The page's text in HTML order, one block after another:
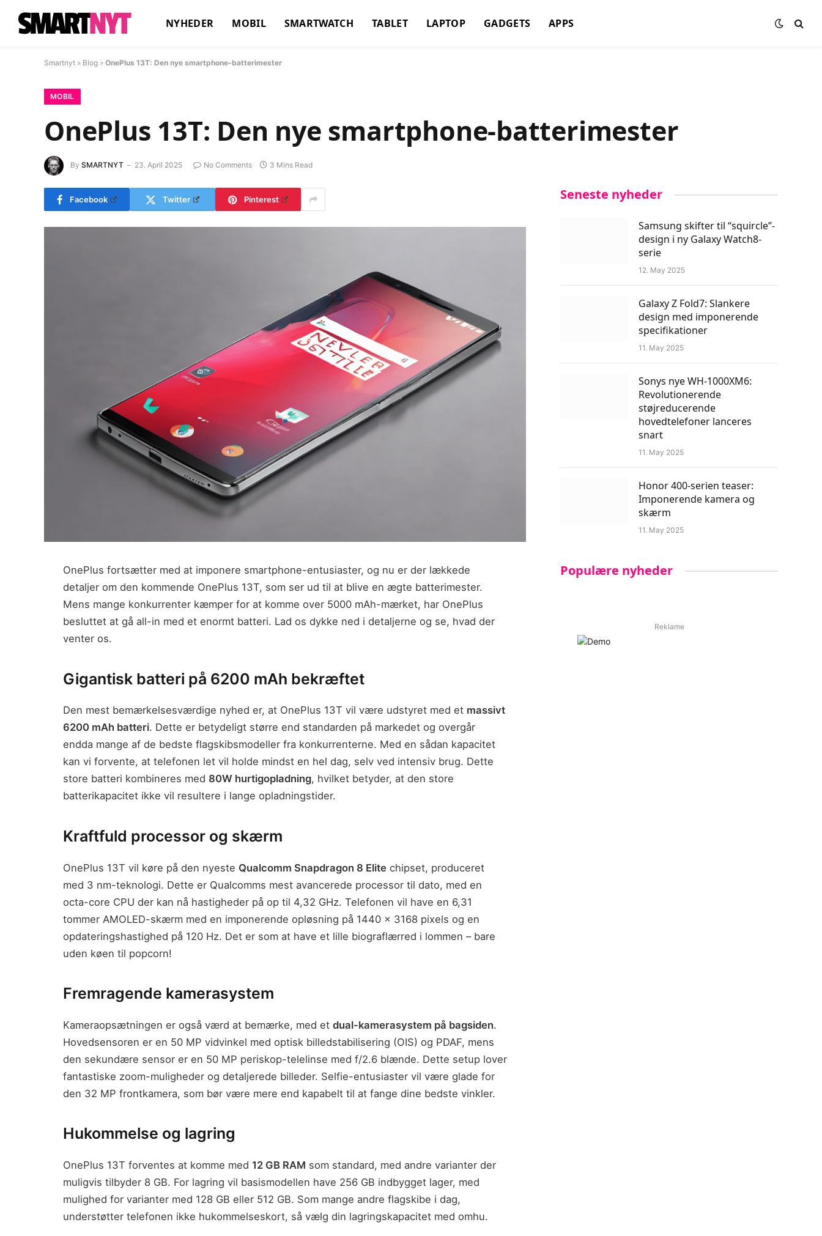
NYHEDER MOBIL SMARTWATCH TABLET LAPTOP GADGETS APPS
Smartnyt » Blog » OnePlus 13T: Den nye smartphone-batterimester
MOBIL
OnePlus 13T: Den nye smartphone-batterimester
By SMARTNYT 23. April 2025 No Comments 3 Mins Read
Facebook Twitter Pinterest
OnePlus fortsætter med at imponere smartphone-entusiaster, og nu er der lækkede
detaljer om den kommende OnePlus 13T, som ser ud til at blive en ægte batterimester.
Mens mange konkurrenter kæmper for at komme over 5000 mAh-mærket, har OnePlus
besluttet at gå all-in med et enormt batteri. Lad os dykke ned i detaljerne og se, hvad der
venter os.
Gigantisk batteri på 6200 mAh bekræftet
Den mest bemærkelsesværdige nyhed er, at OnePlus 13T vil være udstyret med et massivt
6200 mAh batteri. Dette er betydeligt større end standarden på markedet og overgår
endda mange af de bedste flagskibsmodeller fra konkurrenterne. Med en sådan kapacitet
kan vi forvente, at telefonen let vil holde mindst en hel dag, selv ved intensiv brug. Dette
store batteri kombineres med 80W hurtigopladning, hvilket betyder, at den store
batterikapacitet ikke vil resultere i lange opladningstider.
Kraftfuld processor og skærm
OnePlus 13T vil køre på den nyeste Qualcomm Snapdragon 8 Elite chipset, produceret
med 3 nm-teknologi. Dette er Qualcomms mest avancerede processor til dato, med en
octa-core CPU der kan nå hastigheder på op til 4,32 GHz. Telefonen vil have en 6,31
tommer AMOLED-skærm med en imponerende opløsning på 1440 x 3168 pixels og en
opdateringshastighed på 120 Hz. Det er som at have et lille biograflærred i lommen – bare
uden køen til popcorn!
Fremragende kamerasystem
Kameraopsætningen er også værd at bemærke, med et dual-kamerasystem på bagsiden.
Hovedsensoren er en 50 MP vidvinkel med optisk billedstabilisering (OIS) og PDAF, mens
den sekundære sensor er en 50 MP periskop-telelinse med f/2.6 blænde. Dette setup lover
fantastiske zoom-muligheder og detaljerede billeder. Selfie-entusiaster vil være glade for
den 32 MP frontkamera, som bør være mere end kapabelt til at fange dine bedste vinkler.
Hukommelse og lagring
OnePlus 13T forventes at komme med 12 GB RAM som standard, med andre varianter der
muligvis tilbyder 8 GB. For lagring vil basismodellen have 256 GB indbygget lager, med
mulighed for varianter med 128 GB eller 512 GB. Som mange andre flagskibe i dag,
understøtter telefonen ikke hukommelseskort, så vælg din lagringskapacitet med omhu.
Seneste nyheder
Samsung skifter til “squircle”-
design i ny Galaxy Watch8-
serie
12. May 2025
Galaxy Z Fold7: Slankere
design med imponerende
specifikationer
11. May 2025
Sonys nye WH-1000XM6:
Revolutionerende
støjreducerende
hovedtelefoner lanceres
snart
11. May 2025
Honor 400-serien teaser:
Imponerende kamera og
skærm
11. May 2025
Populære nyheder
Reklame